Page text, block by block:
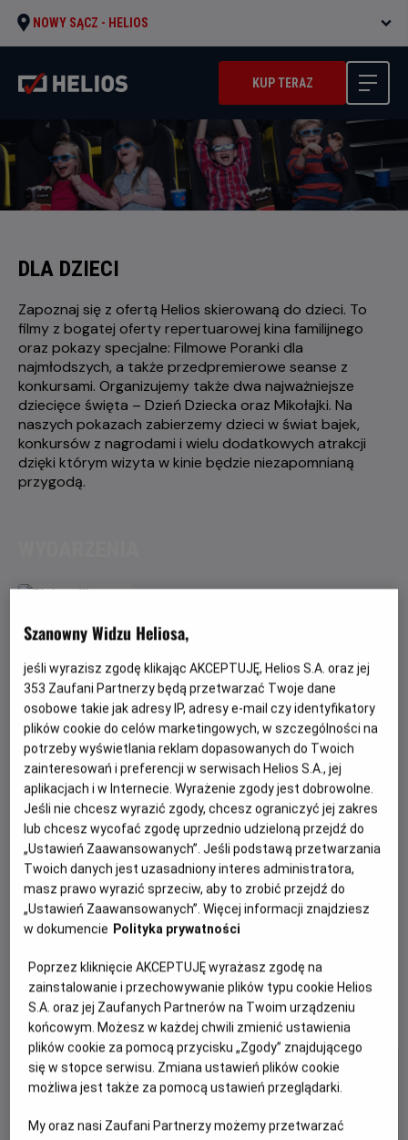
NOWY SĄCZ - HELIOS
KUP TERAZ
DLA DZIECI
Zapoznaj się z ofertą Helios skierowaną do dzieci. To
filmy z bogatej oferty repertuarowej kina familijnego
oraz pokazy specjalne: Filmowe Poranki dla
najmłodszych, a także przedpremierowe seanse z
konkursami. Organizujemy także dwa najważniejsze
dziecięce święta – Dzień Dziecka oraz Mikołajki. Na
naszych pokazach zabierzemy dzieci w świat bajek,
konkursów z nagrodami i wielu dodatkowych atrakcji
dzięki którym wizyta w kinie będzie niezapomnianą
przygodą.
HELIOS DLA DZIECI
Pucio kocha
zwierzaki -
premierowe
seanse z
konkursami
HDD
sobota (22
FILMY DLA DZIECI
Szanowny Widzu Heliosa,
jeśli wyrazisz zgodę klikając AKCEPTUJĘ, Helios S.A. oraz jej
353 Zaufani Partnerzy będą przetwarzać Twoje dane
osobowe takie jak adresy IP, adresy e-mail czy identyfikatory
plików cookie do celów marketingowych, w szczególności na
potrzeby wyświetlania reklam dopasowanych do Twoich
zainteresowań i preferencji w serwisach Helios S.A., jej
aplikacjach i w Internecie. Wyrażenie zgody jest dobrowolne.
Jeśli nie chcesz wyrazić zgody, chcesz ograniczyć jej zakres
lub chcesz wycofać zgodę uprzednio udzieloną przejdź do
„Ustawień Zaawansowanych”. Jeśli podstawą przetwarzania
Twoich danych jest uzasadniony interes administratora,
masz prawo wyrazić sprzeciw, aby to zrobić przejdź do
„Ustawień Zaawansowanych”. Więcej informacji znajdziesz
w dokumencie Polityka prywatności
Poprzez kliknięcie AKCEPTUJĘ wyrażasz zgodę na
zainstalowanie i przechowywanie plików typu cookie Helios
S.A. oraz jej Zaufanych Partnerów na Twoim urządzeniu
końcowym. Możesz w każdej chwili zmienić ustawienia
plików cookie za pomocą przycisku „Zgody” znajdującego
się w stopce serwisu. Zmiana ustawień plików cookie
możliwa jest także za pomocą ustawień przeglądarki.
My oraz nasi Zaufani Partnerzy możemy przetwarzać